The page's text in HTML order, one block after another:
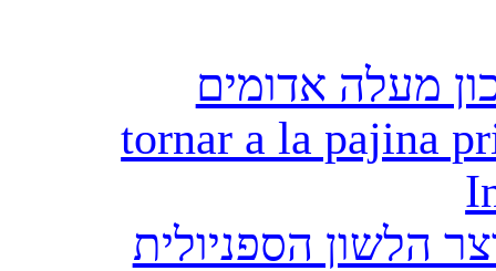
מעלה אדומים
tornar a la pajina
הלשון הספניולית